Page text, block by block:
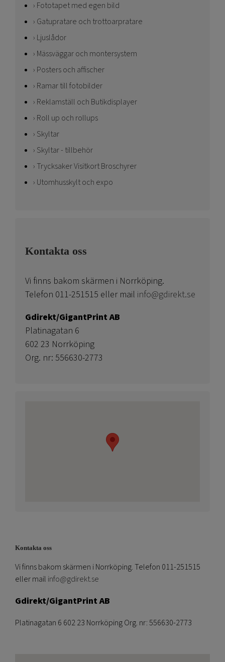
Fototapet med egen bild
Gatupratare och trottoarpratare
Ljuslådor
Mässväggar och montersystem
Posters och affischer
Ramar till fotobilder
Reklamställ och Butikdisplayer
Roll up och rollups
Skyltar
Skyltar - tillbehör
Trycksaker Visitkort Broschyrer
Utomhusskylt och expo
Kontakta oss
Vi finns bakom skärmen i Norrköping.
Telefon 011-251515 eller mail info@gdirekt.se
Gdirekt/GigantPrint AB
Platinagatan 6
602 23 Norrköping
Org. nr: 556630-2773
Kontakta oss
Vi finns bakom skärmen i Norrköping. Telefon 011-251515
eller mail info@gdirekt.se
Gdirekt/GigantPrint AB
Platinagatan 6 602 23 Norrköping Org. nr: 556630-2773